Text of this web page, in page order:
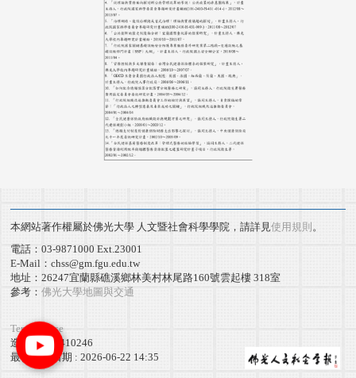
本網站著作權屬於佛光大學 人文暨社會科學學院，請詳見 使用規則 。
電話：03-9871000 Ext.23001
E-Mail：chss@gm.fgu.edu.tw
地址：26247宜蘭縣礁溪鄉林美村林尾路160號雲起樓 318室
參考： 佛光大學地圖與交通
Terms of use
造訪人次 : 410246
最後更新日期 : 2026-06-22 14:35